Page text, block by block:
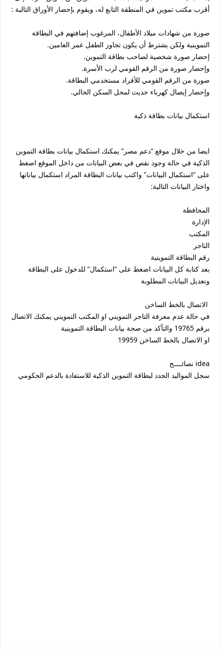
أقرب مكتب تموين في المنطقة التابع له، ويقوم بإحضار الأوراق التالية :
صورة من شهادات ميلاد الأطفال، المرغوب إضافتهم في البطاقة
التموينية ولكن يشترط أن يكون تجاوز الطفل عمر العامين.
إحضار صورة شخصية لصاحب بطاقة التموين.
وإحضار صورة من الرقم القومي لرب الأسرة.
صورة من الرقم القومي للأفراد مستخدمي البطاقة.
وإحضار إيصال كهرباء حديث لمحل السكن الحالي.
استكمال بيانات بطاقة ذكية
ايضا من خلال موقع “دعم مصر” يمكنك استكمال بيانات بطاقة التموين
الذكية في حالة وجود نقص في بعض البيانات من داخل الموقع اضغط
على “استكمال البيانات” واكتب بيانات البطاقة المراد استكمال بياناتها
واختار البيانات التالية:
المحافظة
الإدارة
المكتب
التاجر
رقم البطاقة التموينية
بعد كتابة كل البيانات اضغط على “استكمال” للدخول على البطاقة
وتعديل البيانات المطلوبة
الاتصال بالخط الساخن
في حالة عدم معرفة التاجر التمويني او المكتب التمويني يمكنك الاتصال
برقم 19765 والتأكد من صحة بيانات البطاقة التموينية
او الاتصال بالخط الساخن 19959
idea نصائــــح
سجل المواليد الجدد لبطاقة التموين الذكية للاستفادة بالدعم الحكومي